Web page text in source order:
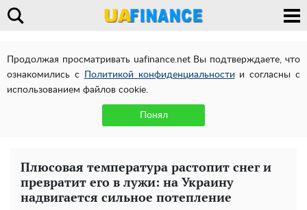
Продолжая просматривать uafinance.net Вы подтверждаете, что
ознакомились с
Политикой конфиденциальности и согласны с
использованием файлов cookie.
Понял
Плюсовая температура растопит снег и
превратит его в лужи: на Украину
надвигается сильное потепление